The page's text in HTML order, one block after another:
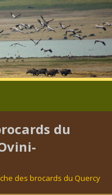
du
des brocards du Quercy